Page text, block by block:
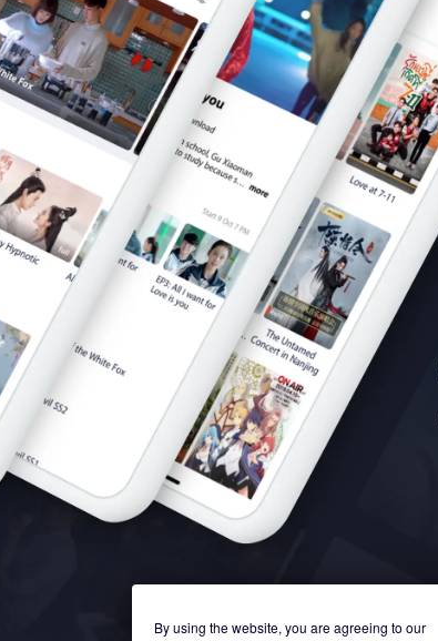
By using the website, you are agreeing to our